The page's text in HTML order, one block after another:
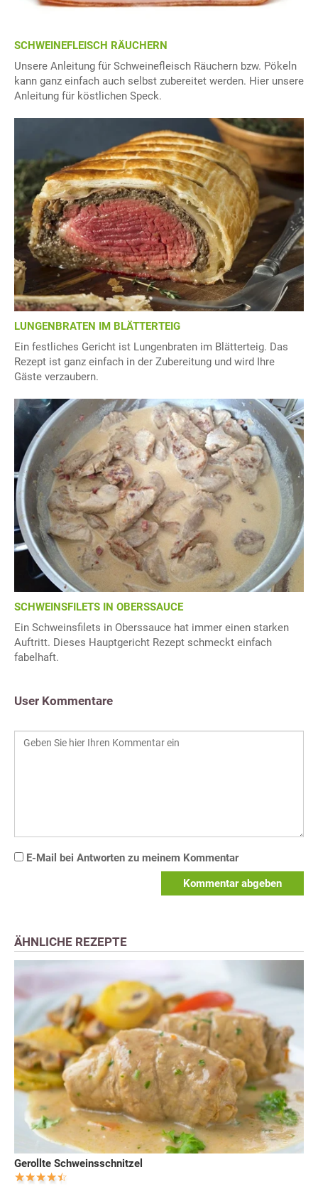
SCHWEINEFLEISCH RÄUCHERN
Unsere Anleitung für Schweinefleisch Räuchern bzw. Pökeln
kann ganz einfach auch selbst zubereitet werden. Hier unsere
Anleitung für köstlichen Speck.
LUNGENBRATEN IM BLÄTTERTEIG
Ein festliches Gericht ist Lungenbraten im Blätterteig. Das
Rezept ist ganz einfach in der Zubereitung und wird Ihre
Gäste verzaubern.
SCHWEINSFILETS IN OBERSSAUCE
Ein Schweinsfilets in Oberssauce hat immer einen starken
Auftritt. Dieses Hauptgericht Rezept schmeckt einfach
fabelhaft.
User Kommentare
E-Mail bei Antworten zu meinem Kommentar
Kommentar abgeben
ÄHNLICHE REZEPTE
Gerollte Schweinsschnitzel